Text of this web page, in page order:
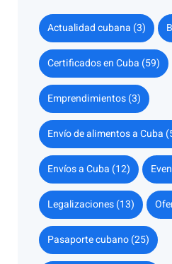
Actualidad cubana (3)
Certificados en Cuba (59)
Emprendimientos (3)
Envío de alimentos a Cuba
Envíos a Cuba (12)
Legalizaciones (13)
Pasaporte cubano (25)